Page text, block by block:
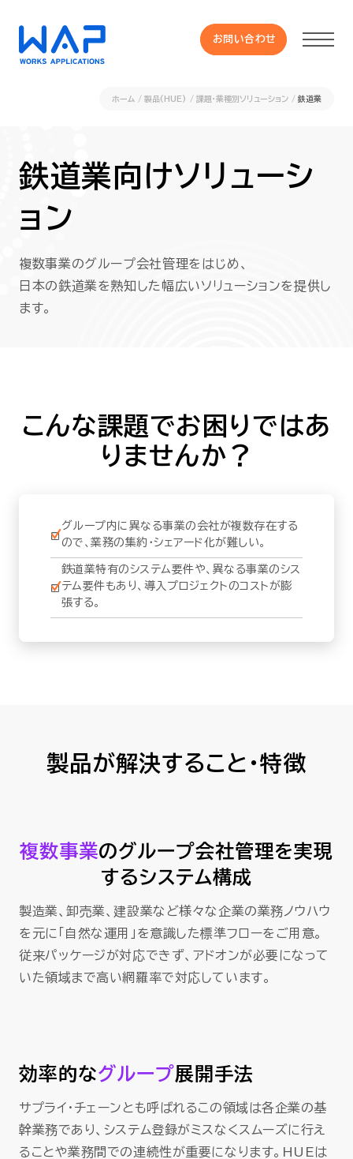
お問い合わせ
HUE 機能一覧
サービス
OXYGラインナップ
お役立ち情報
資料ダウンロード
ホーム 製品(HUE) 課題・業種別ソリューション 鉄道業
鉄道業向けソリューシ
ョン
複数事業のグループ会社管理をはじめ、
日本の鉄道業を熟知した幅広いソリューションを提供し
ます。
こんな課題でお困りではあ
りませんか？
グループ内に異なる事業の会社が複数存在する
ので、業務の集約・シェアード化が難しい。
鉄道業特有のシステム要件や、異なる事業のシス
テム要件もあり、導入プロジェクトのコストが膨
張する。
製品が解決すること・特徴
複数事業のグループ会社管理を実現
するシステム構成
製造業、卸売業、建設業など様々な企業の業務ノウハウ
を元に「自然な運用」を意識した標準フローをご用意。
従来パッケージが対応できず、アドオンが必要になって
いた領域まで高い網羅率で対応しています。
効率的なグループ展開手法
サプライ・チェーンとも呼ばれるこの領域は各企業の基
幹業務であり、システム登録がミスなくスムーズに行え
ることや業務間での連続性が重要になります。HUEは
お問い合わせ